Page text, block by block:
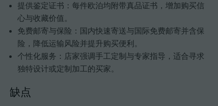
提供鉴定证书：每件欧泊均附带真品证书，增加购买信
心与收藏价值。
免费邮寄与保险：国内快速寄送与国际免费邮寄并含保
险，降低运输风险并提升购买便利。
个性化服务：店家强调手工定制与专家指导，适合寻求
独特设计或定制加工的买家。
缺点